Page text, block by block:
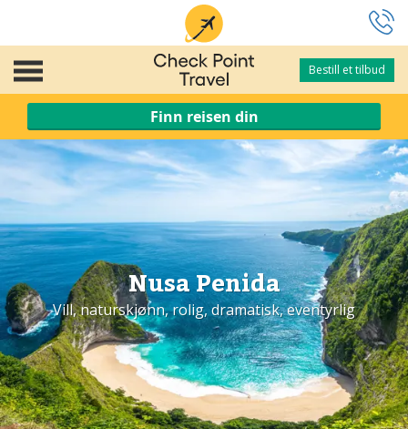
Bestill et tilbud
Bestill et tilbud
Finn reisen din
Nusa Penida
Vill, naturskjønn, rolig, dramatisk, eventyrlig